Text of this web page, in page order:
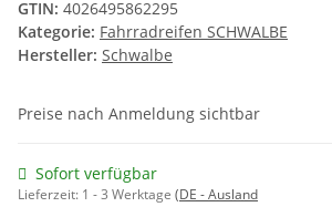
GTIN: 4026495862295
Kategorie: Fahrradreifen SCHWALBE
Hersteller: Schwalbe
Preise nach Anmeldung sichtbar
Sofort verfügbar
Lieferzeit: 1 - 3 Werktage (DE - Ausland